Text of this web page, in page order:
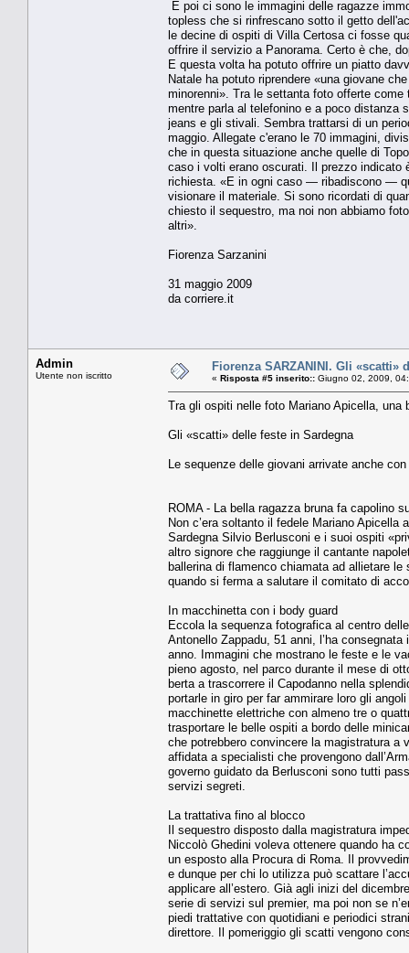
E poi ci sono le immagini delle ragazze
topless che si rinfrescano sotto il getto
le decine di ospiti di Villa Certosa ci fosse
offrire il servizio a Panorama. Certo è che,
E questa volta ha potuto offrire un piatto
Natale ha potuto riprendere «una giovane
minorenni». Tra le settanta foto offerte
mentre parla al telefonino e a poco distanza
jeans e gli stivali. Sembra trattarsi di un
maggio. Allegate c'erano le 70 immagini,
che in questa situazione anche quelle di
caso i volti erano oscurati. Il prezzo indicato
richiesta. «E in ogni caso — ribadiscono —
visionare il materiale. Si sono ricordati di
chiesto il sequestro, ma noi non abbiamo
altri».
Fiorenza Sarzanini
31 maggio 2009
da corriere.it
Admin
Utente non iscritto
Fiorenza SARZANINI. Gli «scatti»
« Risposta #5 inserito:: Giugno 02, 2009,
Tra gli ospiti nelle foto Mariano Apicella, una
Gli «scatti» delle feste in Sardegna
Le sequenze delle giovani arrivate anche
ROMA - La bella ragazza bruna fa capolino
Non c’era soltanto il fedele Mariano Api­cella
Sardegna Silvio Berlusconi e i suoi ospiti
altro signore che raggiunge il cantante
balleri­na di flamenco chiamata ad allietare
quando si ferma a salutare il comitato di
In macchinetta con i body guard
Eccola la sequenza fotogra­fica al centro
Antonello Zappa­du, 51 anni, l’ha
anno. Immagini che mostra­no le feste e le
pieno agosto, nel parco durante il mese di
berta a trascorrere il Capodan­no nella
portarle in gi­ro per far ammirare loro gli
macchinette elettriche con almeno tre o
trasportare le belle ospiti a bordo delle
che potrebbero convincere la ma­gistratura
affidata a specialisti che provengono
gover­no guidato da Berlusconi so­no tutti
servizi segreti.
La trattativa fino al blocco
Il sequestro disposto dalla magistratura
Niccolò Ghedi­ni voleva ottenere quando ha
un esposto alla Procu­ra di Roma. Il
e dunque per chi lo utilizza può scattare
applicare all’estero. Già agli inizi del
serie di servizi sul premier, ma poi non se
piedi trattative con quotidiani e periodici
direttore. Il pomeriggio gli scatti vengono